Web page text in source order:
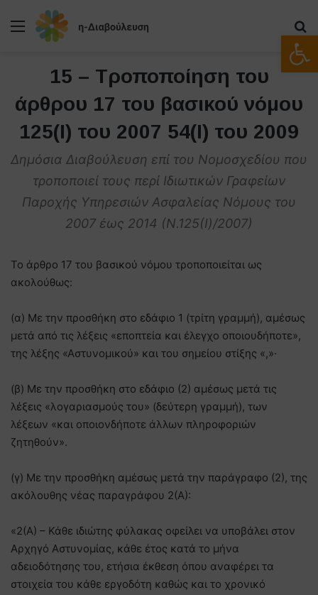
Μενού
15 – Τροποποίηση του
άρθρου 17 του βασικού νόμου
125(Ι) του 2007 54(Ι) του 2009
Δημόσια Διαβούλευση επί του Νομοσχεδίου που
τροποποιεί τους περί Ιδιωτικών Γραφείων
Παροχής Υπηρεσιών Ασφαλείας Νόμους του
2007 έως 2014 (Ν.125(Ι)/2007)
Το άρθρο 17 του βασικού νόμου τροποποιείται ως
ακολούθως:
(α) Με την προσθήκη στο εδάφιο 1 (τρίτη γραμμή), αμέσως
μετά από τις λέξεις «εποπτεία και έλεγχο οποιουδήποτε»,
της λέξης «Αστυνομικού» και του σημείου στίξης «,»·
(β) Με την προσθήκη στο εδάφιο (2) αμέσως μετά τις
λέξεις «λογαριασμούς του» (δεύτερη γραμμή), των
λέξεων «και οποιονδήποτε άλλων πληροφοριών
ζητηθούν».
(γ) Με την προσθήκη αμέσως μετά την παράγραφο (2), της
ακόλουθης νέας παραγράφου 2(Α):
«2(Α) – Κάθε ιδιώτης φύλακας οφείλει να υποβάλει στον
Αρχηγό Αστυνομίας, κάθε έτος κατά το μήνα
αδειοδότησης του, ετήσια έκθεση όπου αναφέρει τα
στοιχεία του κάθε εργοδότη καθώς και το χρονικό